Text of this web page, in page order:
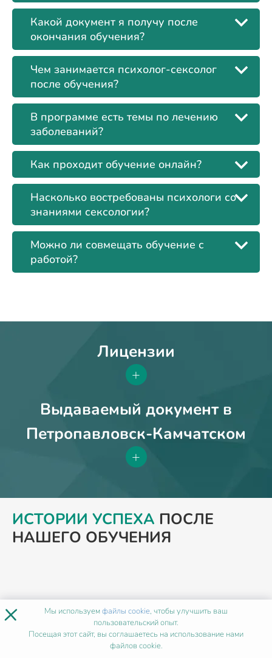
Какой документ я получу после
окончания обучения?
Чем занимается психолог-сексолог
после обучения?
В программе есть темы по лечению
заболеваний?
Как проходит обучение онлайн?
Насколько востребованы психологи со
знаниями сексологии?
Можно ли совмещать обучение с
работой?
Лицензии
+
Выдаваемый документ в
Петропавловск-Камчатском
+
ИСТОРИИ УСПЕХА ПОСЛЕ
НАШЕГО ОБУЧЕНИЯ
× Мы используемфайлы cookie, чтобы улучшить ваш
пользовательский опыт.
Посещая этот сайт, вы соглашаетесь на использование нами
файлов cookie.